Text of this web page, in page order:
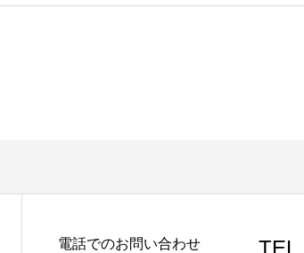
電話でのお問い合わせ